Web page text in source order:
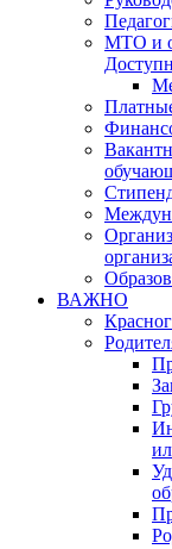
МТО и
ВАЖНО